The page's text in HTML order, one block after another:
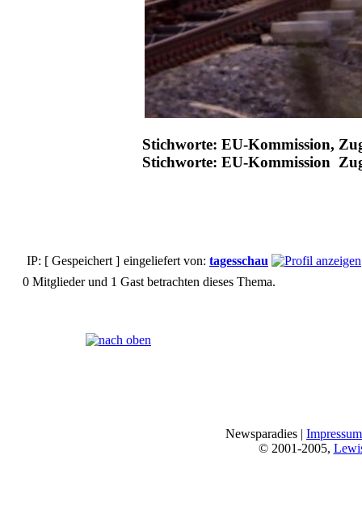
Stichworte: EU-Kommission,
Stichworte: EU-Kommission
IP: [ Gespeichert ] eingeliefert von: tagesschau
0 Mitglieder und 1 Gast betrachten dieses Thema.
Newsparadies | Impressum
© 2001-2005,